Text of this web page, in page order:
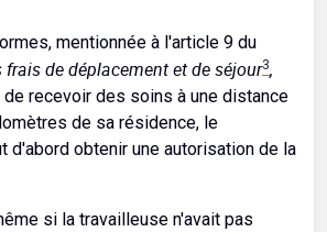
mentionnée à l'article 9 du
frais de déplacement et de séjour3,
de recevoir des soins à une distance
de sa résidence, le
d'abord obtenir une autorisation de la
si la travailleuse n'avait pas